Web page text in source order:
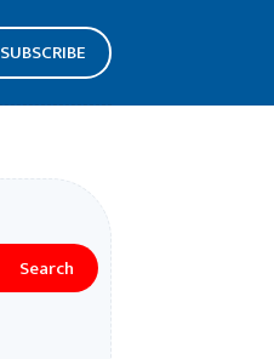
SUBSCRIBE
Search